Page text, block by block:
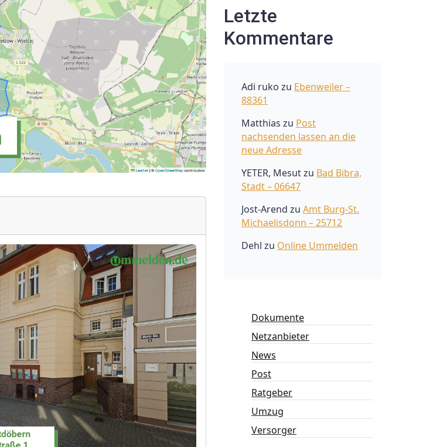
Letzte
Kommentare
Adi ruko zu Ebenweiler –
88361
Matthias zu Post
nachsenden lassen an die
neue Adresse
YETER, Mesutzu Bad Bibra,
Stadt – 06647
Jost-Arend zu Amt Burg-St.
Michaelisdonn – 25712
Dehl zu Online Ummelden
Dokumente
Netzanbieter
News
Post
Ratgeber
Umzug
Versorger